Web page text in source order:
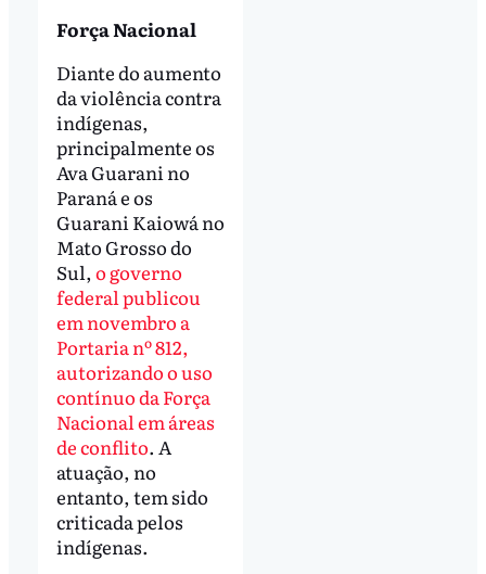
Força Nacional
Diante do aumento
da violência contra
indígenas,
principalmente os
Ava Guarani no
Paraná e os
Guarani Kaiowá no
Mato Grosso do
Sul, o governo
federal publicou
em novembro a
Portaria nº 812,
autorizando o uso
contínuo da Força
Nacional em áreas
de conflito. A
atuação, no
entanto, tem sido
criticada pelos
indígenas.